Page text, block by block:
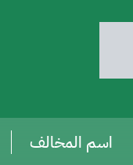
اسم المخالف